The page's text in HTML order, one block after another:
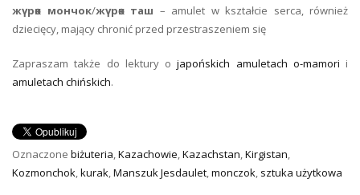
жүрөк мончок/жүрөк таш – amulet w kształcie serca, również
dziecięcy, mający chronić przed przestraszeniem się
Zapraszam także do lektury ojapońskich amuletach o-mamori i
amuletach chińskich.
Oznaczone biżuteria,Kazachowie,Kazachstan,Kirgistan,
Kozmonchok,kurak,Manszuk Jesdaulet,monczok, sztuka użytkowa